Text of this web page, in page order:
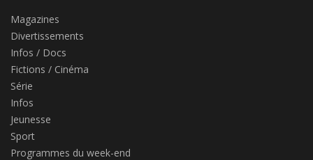
Magazines
Divertissements
Infos / Docs
Fictions / Cinéma
Série
Infos
Jeunesse
Sport
Programmes du week-end